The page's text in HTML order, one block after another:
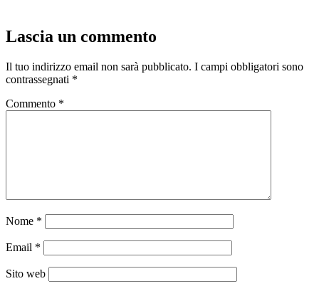
Lascia un commento
Il tuo indirizzo email non sarà pubblicato. I campi obbligatori sono
contrassegnati *
Commento *
Nome *
Email *
Sito web